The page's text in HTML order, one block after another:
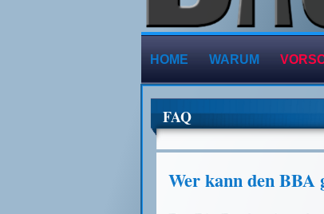
HOME WARUM
FAQ
Wer kann den BBA